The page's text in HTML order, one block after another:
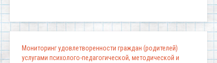
Мониторинг удовлетворенности граждан (родителей)
услугами психолого-педагогической, методической и